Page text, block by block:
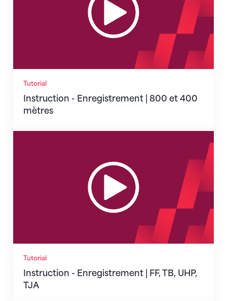
Tutorial
Instruction - Enregistrement | 800 et 400
mètres
Tutorial
Instruction - Enregistrement | FF, TB, UHP,
TJA